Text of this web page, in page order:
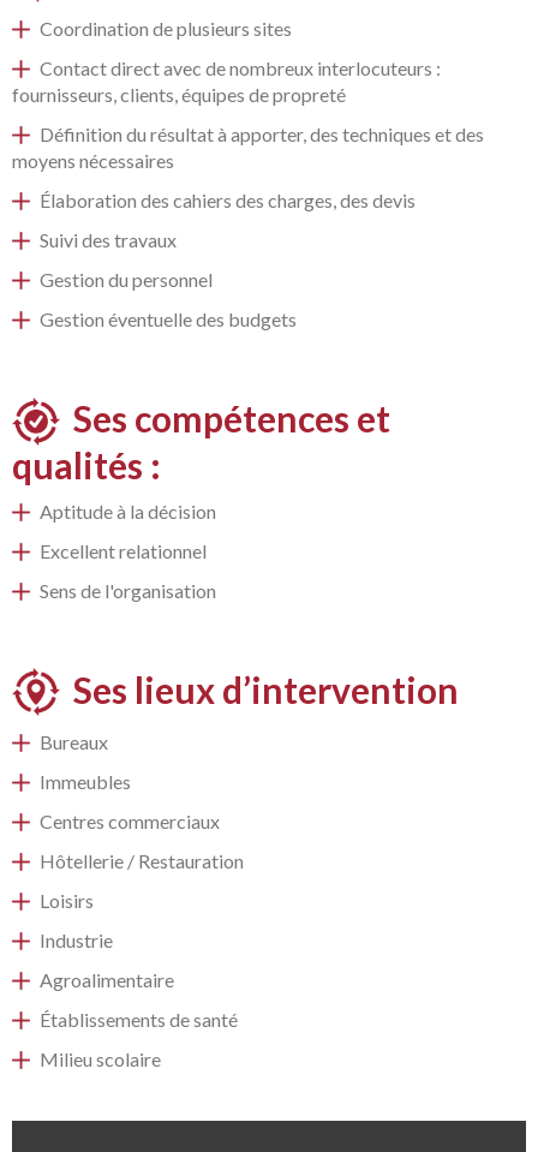
Coordination de plusieurs sites
Contact direct avec de nombreux interlocuteurs :
fournisseurs, clients, équipes de propreté
Définition du résultat à apporter, des techniques et des
moyens nécessaires
Élaboration des cahiers des charges, des devis
Suivi des travaux
Gestion du personnel
Gestion éventuelle des budgets
Ses compétences et
qualités :
Aptitude à la décision
Excellent relationnel
Sens de l'organisation
Ses lieux d’intervention
Bureaux
Immeubles
Centres commerciaux
Hôtellerie / Restauration
Loisirs
Industrie
Agroalimentaire
Établissements de santé
Milieu scolaire